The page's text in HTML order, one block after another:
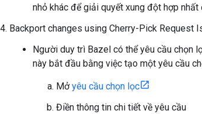
nhỏ khác để giải quyết xung đột hợp nhất
Backport changes using Cherry-Pick Request
Người duy trì Bazel có thể yêu cầu chọn
này bắt đầu bằng việc tạo một yêu cầu
Mởyêu cầu chọn lọc
Điền thông tin chi tiết về yêu cầu